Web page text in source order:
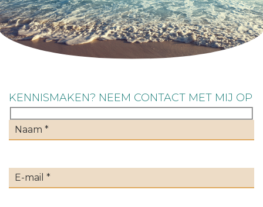
KENNISMAKEN? NEEM CONTACT MET MIJ OP